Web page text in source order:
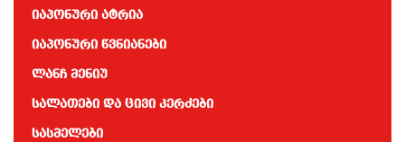
იაპონური ატრია
იაპონური წვნიანები
ლანჩ მენიუ
სალათები და ცივი კერძები
სასმელები